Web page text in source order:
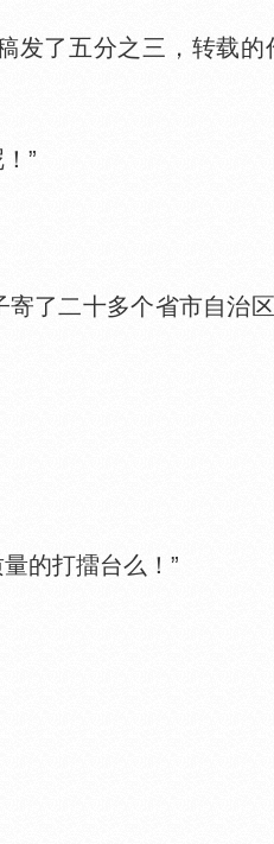
了五分之三，转载的
”
了二十多个省市自治
的打擂台么！”